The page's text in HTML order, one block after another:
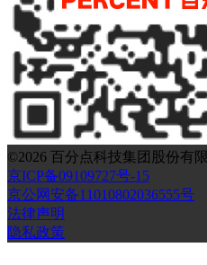
©2026 百分点科技集团股份有
京ICP备09109727号-15
京公网安备11010802036555号
法律声明
隐私政策